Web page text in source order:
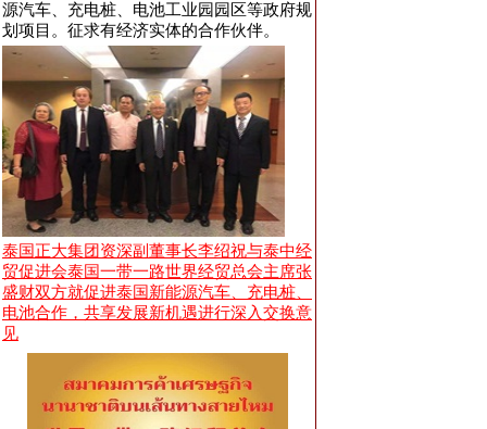
源汽车、充电桩、电池工业园园区等政府规
划项目。征求有经济实体的合作伙伴。
泰国正大集团资深副董事长李绍祝与泰中经
贸促进会泰国一带一路世界经贸总会主席张
盛财双方就促进泰国新能源汽车、充电桩、
电池合作，共享发展新机遇进行深入交换意
见